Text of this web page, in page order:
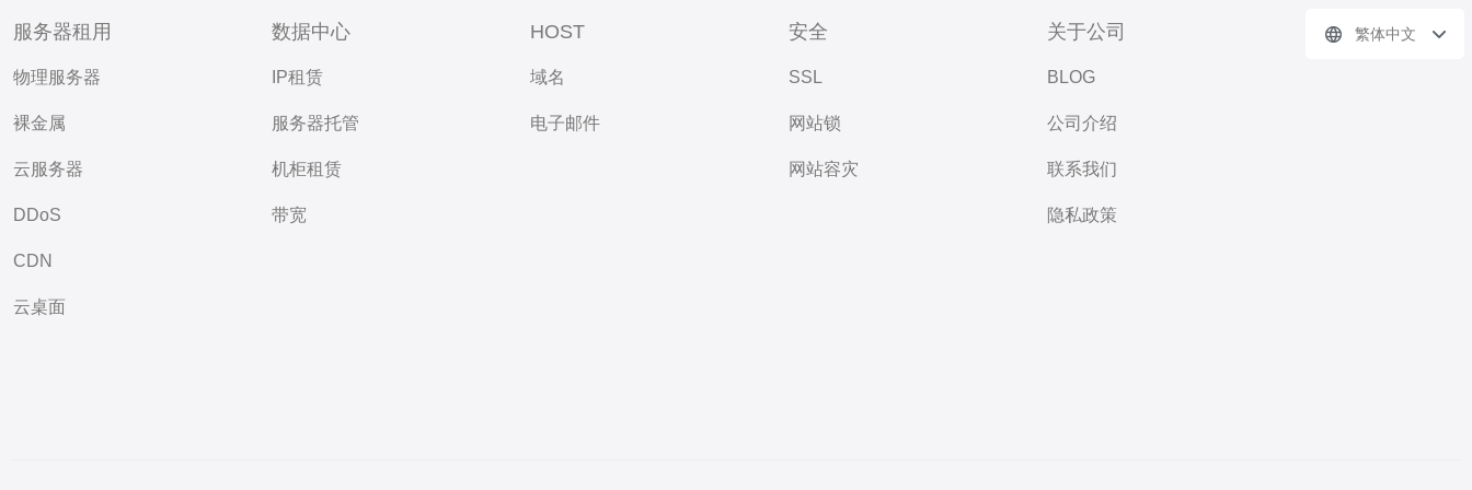
服务器租用
物理服务器
裸金属
云服务器
DDoS
CDN
云桌面
数据中心
IP租赁
服务器托管
机柜租赁
带宽
HOST
域名
电子邮件
安全
SSL
网站锁
网站容灾
关于公司
BLOG
公司介绍
联系我们
隐私政策
繁体中文